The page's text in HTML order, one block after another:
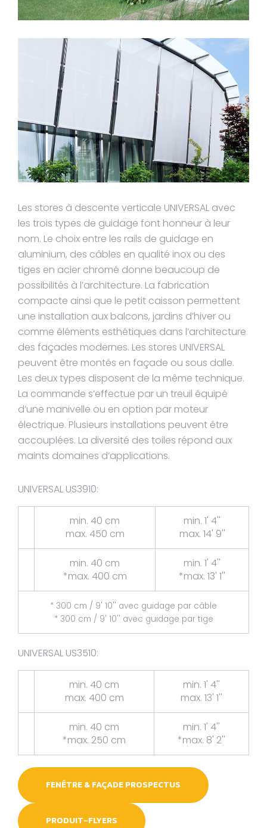
Les stores à descente verticale UNIVERSAL avec
les trois types de guidage font honneur à leur
nom. Le choix entre les rails de guidage en
aluminium, des câbles en qualité inox ou des
tiges en acier chromé donne beaucoup de
possibilités à l’architecture. La fabrication
compacte ainsi que le petit caisson permettent
une installation aux balcons, jardins d’hiver ou
comme éléments esthétiques dans l’architecture
des façades modernes. Les stores UNIVERSAL
peuvent être montés en façade ou sous dalle.
Les deux types disposent de la même technique.
La commande s’effectue par un treuil équipé
d’une manivelle ou en option par moteur
électrique. Plusieurs installations peuvent être
accouplées. La diversité des toiles répond aux
maints domaines d’applications.
UNIVERSAL US3910:
min. 40 cm
max. 450 cm
min. 1' 4''
max. 14' 9''
min. 40 cm
*max. 400 cm
min. 1' 4''
*max. 13' 1''
* 300 cm / 9' 10'' avec guidage par câble
* 300 cm / 9' 10'' avec guidage par tige
UNIVERSAL US3510:
min. 40 cm
max. 400 cm
min. 1' 4''
max. 13' 1''
min. 40 cm
*max. 250 cm
min. 1' 4''
*max. 8' 2''
FENÊTRE & FAÇADE PROSPECTUS
PRODUIT-FLYERS